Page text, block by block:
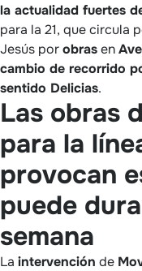
la actualidad fuertes
para la 21, que circula
Jesús porobrasen
cambio de recorrido
sentido Delicias.
Las obras
para la
provocan
puede
semana
La intervención de